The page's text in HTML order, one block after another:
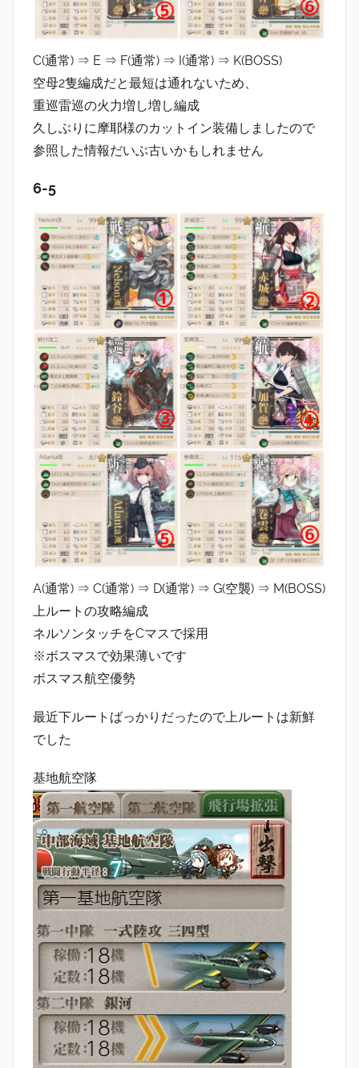
C(通常) ⇒ E ⇒ F(通常) ⇒ I(通常) ⇒ K(BOSS)
空母2隻編成だと最短は通れないため、
重巡雷巡の火力増し増し編成
久しぶりに摩耶様のカットイン装備しましたので
参照した情報だいぶ古いかもしれません
6-5
A(通常) ⇒ C(通常) ⇒ D(通常) ⇒ G(空襲) ⇒ M(BOSS)
上ルートの攻略編成
ネルソンタッチをCマスで採用
※ボスマスで効果薄いです
ボスマス航空優勢
最近下ルートばっかりだったので上ルートは新鮮
でした
基地航空隊